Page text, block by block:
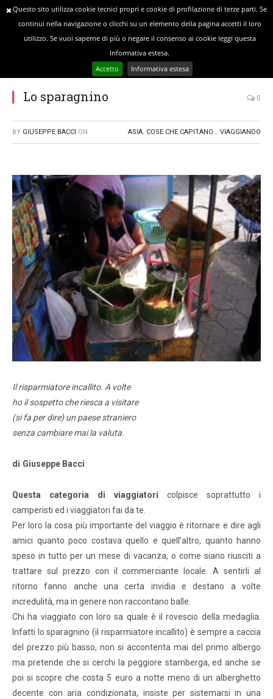
Asia » Lo sparagnino
Lo sparagnino 0
BY GIUSEPPE BACCI ON ASIA, COSE CHE CAPITANO... VIAGGIANDO
Il risparmiatore incallito. A volte
ho il sospetto che riesca a visitare
(si fa per dire) un paese straniero
senza cambiare mai la valuta.
di Giuseppe Bacci
Questa categoria di viaggiatori colpisce soprattutto i
camperisti ed i viaggiatori fai da te.
Per loro la cosa più importante del viaggio è ritornare e dire agli
amici quanto poco costava quello e quell’altro, quanto hanno
speso in tutto per un mese di vacanza, o come siano riusciti a
trattare sul prezzo con il commerciante locale. A sentirli al
ritorno fanno anche una certa invidia e destano a volte
incredulità, ma in genere non raccontano balle.
Chi ha viaggiato con loro sa quale è il rovescio della medaglia.
Infatti lo sparagnino (il risparmiatore incallito) è sempre a caccia
del prezzo più basso, non si accontenta mai del primo albergo
ma pretende che si cerchi la peggiore stamberga, ed anche se
poi si scopre che costa 5 euro a notte meno di un alberghetto
decente con aria condizionata, insiste per sistemarsi in una
Questo sito utilizza cookie tecnici propri e cookie di profilazione di terze parti. Se
continui nella navigazione o clicchi su un elemento della pagina accetti il loro
utilizzo. Se vuoi saperne di più o negare il consenso ai cookie leggi questa
Informativa estesa.
Accetto
Informativa estesa